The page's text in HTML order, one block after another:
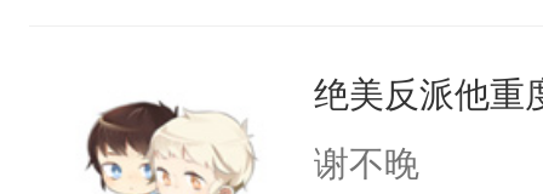
母的微笑：“
留看着面前
人，突然醒悟
惜被人暗害，
绝。主神知晓
绝美反派他重
谢不晚